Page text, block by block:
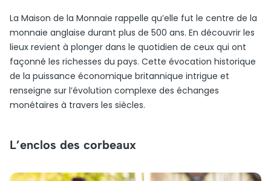
La Maison de la Monnaie rappelle qu’elle fut le centre de la
monnaie anglaise durant plus de 500 ans. En découvrir les
lieux revient à plonger dans le quotidien de ceux qui ont
façonné les richesses du pays. Cette évocation historique
de la puissance économique britannique intrigue et
renseigne sur l’évolution complexe des échanges
monétaires à travers les siècles.
L’enclos des corbeaux